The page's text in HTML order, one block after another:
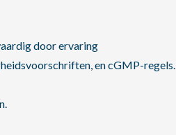
door ervaring
en cGMP-regels.